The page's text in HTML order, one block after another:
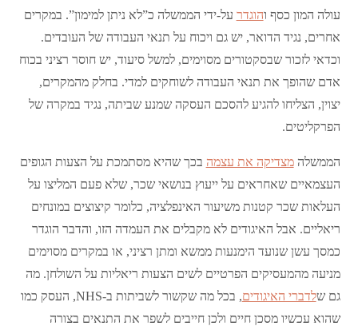
עולה המון כסף והוגדר על-ידי הממשלה כ”לא ניתן למימון”. במקרים
אחרים, נגיד הדואר, יש גם ויכוח על תנאי העבודה של העובדים.
וכדאי לזכור שבסקטורים מסוימים, למשל סיעוד, יש חוסר רציני בכוח
אדם שהופך את תנאי העבודה לשוחקים למדי. בחלק מהמקרים,
יצוין, הצליחו להגיע להסכם העסקה שמנע שביתה, נגיד במקרה של
הפרקליטים.
הממשלהמצדיקה את עצמה בכך שהיא מסתמכת על הצעות הגופים
העצמאיים שאחראים על ייעוץ בנושאי שכר, שלא פעם המליצו על
העלאות שכר קטנות משיעור האינפלציה, כלומר קיצוצים במונחים
ריאליים. אבל האיגודים לא מקבלים את העמדה הזו, והדבר הוגדר
כמסך עשן שנועד הימנעות ממשא ומתן רציני, או במקרים מסוימים
מניעה מהמעסיקים הפרטיים לשים הצעות ריאליות על השולחן. מה
גם שלדברי האיגודים
, בכל מה שקשור לשביתות ב-NHS, העסק כמו
שהוא עכשיו מסכן חיים ולכן חייבים לשפר את התנאים בצורה